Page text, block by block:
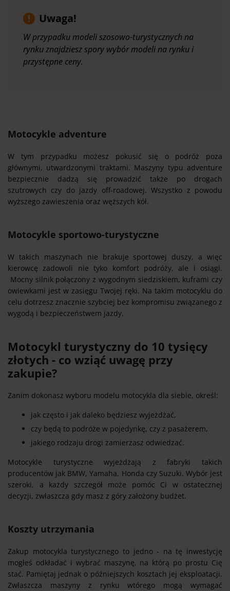
Uwaga!
W przypadku modeli szosowo-turystycznych na
rynku znajdziesz spory wybór modeli na rynku i
przystępne ceny.
Motocykle adventure
W tym przypadku możesz pokusić się o podróż poza
głównymi, utwardzonymi traktami. Maszyny typu adventure
bezpiecznie dadzą się prowadzić także po drogach
szutrowych czy do jazdy off-roadowej. Wszystko z powodu
wyższego zawieszenia oraz węższych kół.
Motocykle sportowo-turystyczne
W takich maszynach nie brakuje sportowej duszy, a więc
kierowcę zadowoli nie tyko komfort podróży, ale i osiągi.
Mocny silnik połączony z wygodnym siedziskiem, kuframi czy
owiewkami jest w zasięgu Twojej ręki. Na takim motocyklu do
celu dotrzesz znacznie szybciej bez kompromisu związanego z
wygodą i bezpieczeństwem jazdy.
Motocykl turystyczny do 10 tysięcy
złotych - co wziąć uwagę przy
zakupie?
Zanim dokonasz wyboru modelu motocykla dla siebie, określ:
jak często i jak daleko będziesz wyjeżdżać,
czy będą to podróże w pojedynkę, czy z pasażerem,
jakiego rodzaju drogi zamierzasz odwiedzać.
Motocykle turystyczne wyjeżdżają z fabryki takich
producentów jak BMW, Yamaha, Honda czy Suzuki. Wybór jest
szeroki, a każdy szczegół może pomóc Ci w ostatecznej
decyzji, zwłaszcza gdy masz z góry założony budżet.
Koszty utrzymania
Zakup motocykla turystycznego to jedno - na tę inwestycję
mogłeś odkładać i wybrać maszynę, na którą po prostu Cię
stać. Pamiętaj jednak o późniejszych kosztach jej eksploatacji.
Zwłaszcza maszyny z rynku wtórego mogą wymagać